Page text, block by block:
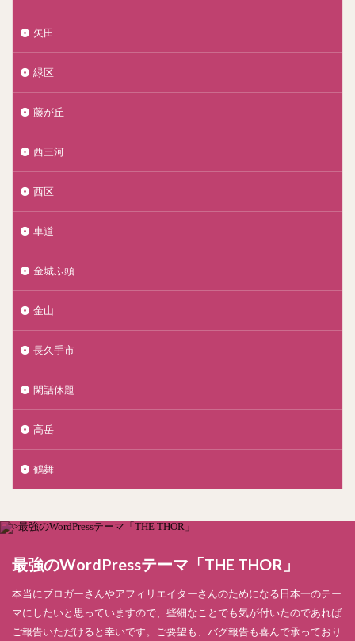
矢田
緑区
藤が丘
西三河
西区
車道
金城ふ頭
金山
長久手市
閑話休題
高岳
鶴舞
最強のWordPressテーマ「THE THOR」
本当にブロガーさんやアフィリエイターさんのためになる日本一のテー
マにしたいと思っていますので、些細なことでも気が付いたのであれば
ご報告いただけると幸いです。ご要望も、バグ報告も喜んで承っており